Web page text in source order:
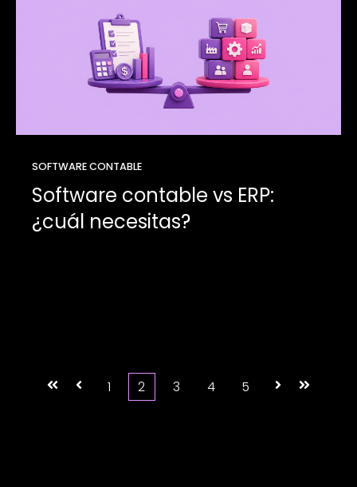
SOFTWARE CONTABLE
Software contable vs ERP:
¿cuál necesitas?
PrimeraAnterior
1 2 3 4 5 Siguiente
Última